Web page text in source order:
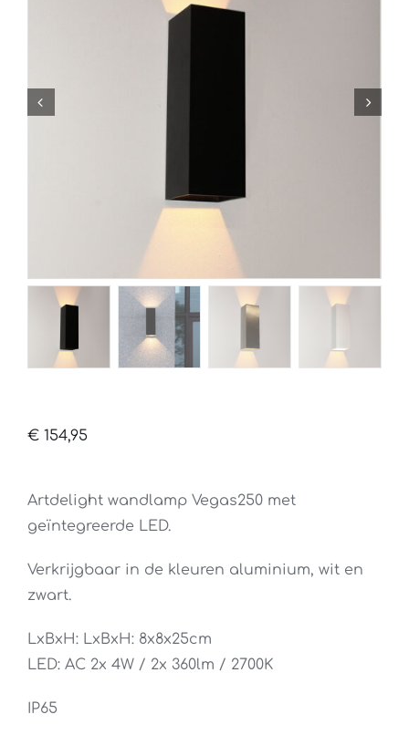
€ 154,95
Artdelight wandlamp Vegas250 met
geïntegreerde LED.
Verkrijgbaar in de kleuren aluminium, wit en
zwart.
LxBxH: LxBxH: 8x8x25cm
LED: AC 2x 4W / 2x 360lm / 2700K
IP65